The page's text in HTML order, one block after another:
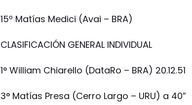
15º Matías Medici (Avai – BRA)
CLASIFICACIÓN GENERAL INDIVIDUAL
1° William Chiarello (DataRo – BRA) 20.12.51
3° Matías Presa (Cerro Largo – URU) a 40”